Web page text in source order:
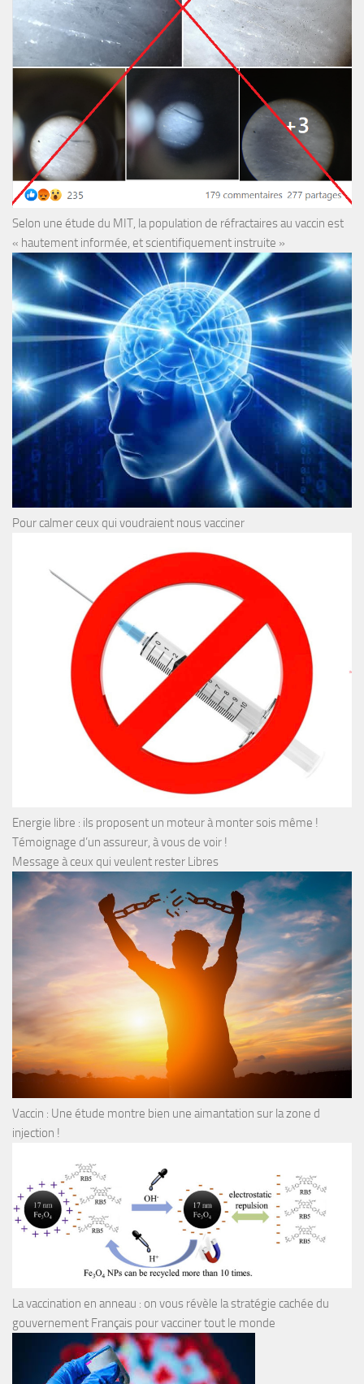
Selon une étude du MIT, la population de réfractaires au vaccin est
« hautement informée, et scientifiquement instruite »
Pour calmer ceux qui voudraient nous vacciner
Energie libre : ils proposent un moteur à monter sois même !
Témoignage d’un assureur, à vous de voir !
Message à ceux qui veulent rester Libres
Vaccin : Une étude montre bien une aimantation sur la zone d
injection !
La vaccination en anneau : on vous révèle la stratégie cachée du
gouvernement Français pour vacciner tout le monde